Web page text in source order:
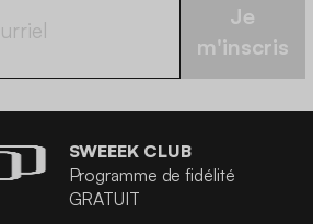
Je
m'inscris
SWEEEK CLUB
Programme de fidélité
GRATUIT